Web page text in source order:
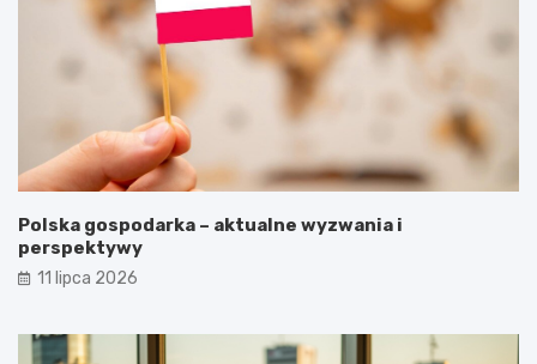
Polska gospodarka – aktualne wyzwania i
perspektywy
11 lipca 2026